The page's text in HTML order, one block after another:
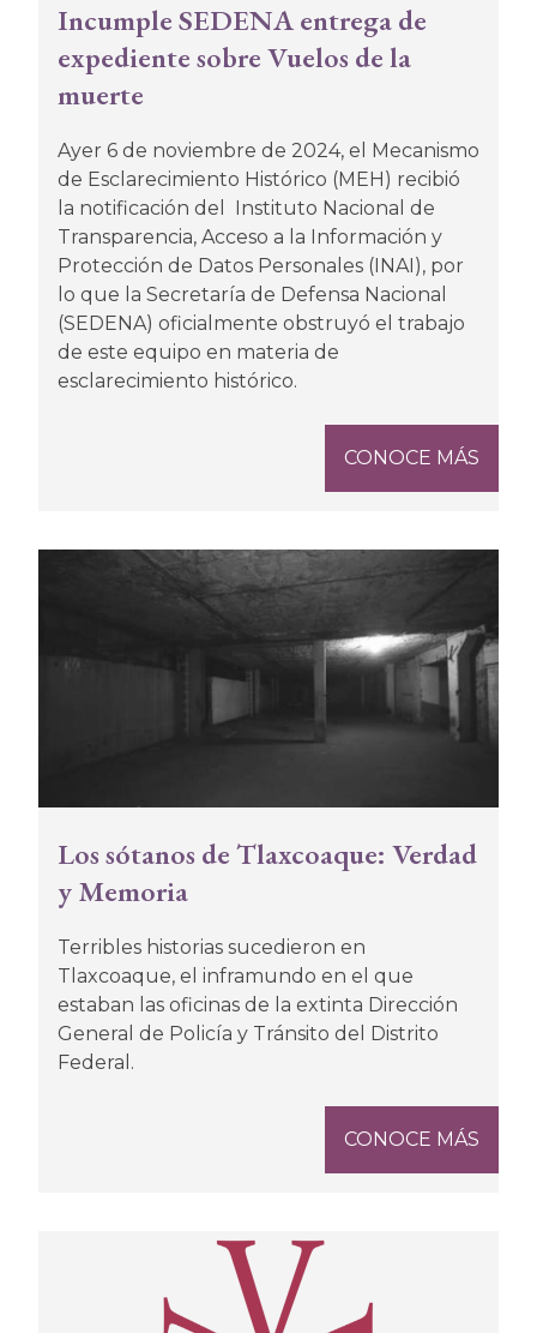
Incumple SEDENA entrega de
expediente sobre Vuelos de la
muerte
Ayer 6 de noviembre de 2024, el Mecanismo
de Esclarecimiento Histórico (MEH) recibió
la notificación del Instituto Nacional de
Transparencia, Acceso a la Información y
Protección de Datos Personales (INAI), por
lo que la Secretaría de Defensa Nacional
(SEDENA) oficialmente obstruyó el trabajo
de este equipo en materia de
esclarecimiento histórico.
CONOCE MÁS
Los sótanos de Tlaxcoaque: Verdad
y Memoria
Terribles historias sucedieron en
Tlaxcoaque, el inframundo en el que
estaban las oficinas de la extinta Dirección
General de Policía y Tránsito del Distrito
Federal.
CONOCE MÁS